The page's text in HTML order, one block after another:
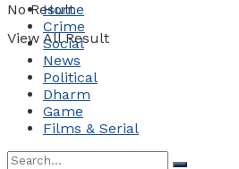
No Result
View All Result
Home
Crime
Social
News
Political
Dharm
Game
Films & Serial